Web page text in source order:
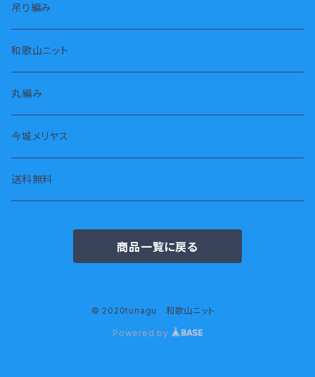
タートル
タンクトップ
長袖
七分袖
半袖
半パンツ
スカート
靴下
枕カバー
スヌード・ストール
タオル
腹巻
吊り編み
和歌山ニット
丸編み
今城メリヤス
送料無料
商品一覧に戻る
© 2020tunagu 和歌山ニット
Powered by